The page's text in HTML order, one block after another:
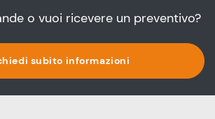
o vuoi ricevere un preventivo?
subito informazioni